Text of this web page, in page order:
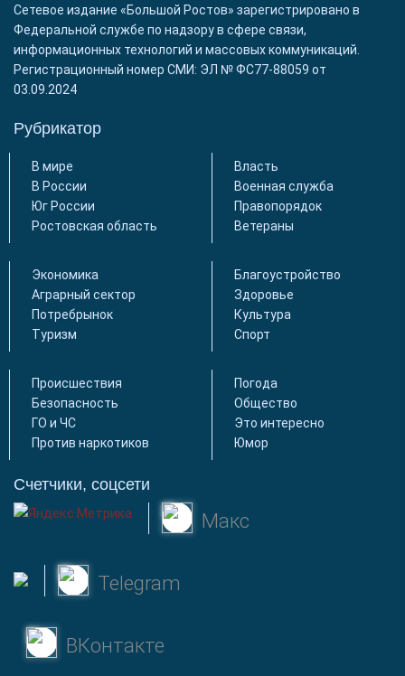
Сетевое издание «Большой Ростов» зарегистрировано в
Федеральной службе по надзору в сфере связи,
информационных технологий и массовых коммуникаций.
Регистрационный номер СМИ: ЭЛ № ФС77-88059 от
03.09.2024
Рубрикатор
В мире
В России
Юг России
Ростовская область
Власть
Военная служба
Правопорядок
Ветераны
Экономика
Аграрный сектор
Потребрынок
Туризм
Благоустройство
Здоровье
Культура
Спорт
Происшествия
Безопасность
ГО и ЧС
Против наркотиков
Погода
Общество
Это интересно
Юмор
Счетчики, соцсети
Макс
Telegram
ВКонтакте